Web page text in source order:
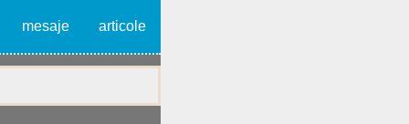
mesaje articole